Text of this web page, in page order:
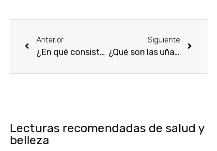
Anterior
¿En qué consiste la técnica de maquillaje de cejas browning?
Siguiente
¿Qué son las uñas permanentes y cómo aplicar este esmalte?
Lecturas recomendadas de salud y
belleza